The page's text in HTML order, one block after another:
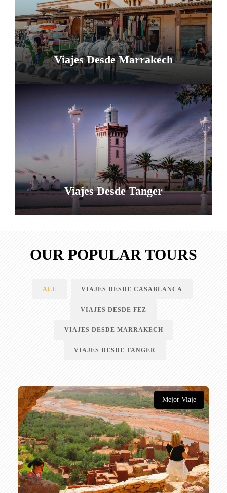
Viajes Desde Marrakech
Viajes Desde Tanger
OUR POPULAR TOURS
ALL VIAJES DESDE CASABLANCA
VIAJES DESDE FEZ
VIAJES DESDE MARRAKECH
VIAJES DESDE TANGER
Mejor Viaje